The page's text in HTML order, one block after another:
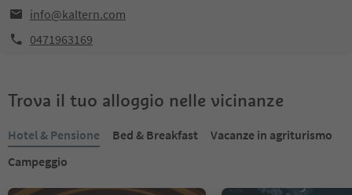
info@kaltern.com
0471963169
Trova il tuo alloggio nelle vicinanze
Hotel & Pensione Bed & Breakfast
Vacanze in agriturismo
Campeggio